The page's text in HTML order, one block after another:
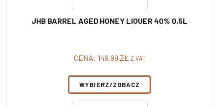
JHB BARREL AGED HONEY LIQUER 40% 0,5L
CENA: 149,99 ZŁ Z VAT
WYBIERZ/ZOBACZ